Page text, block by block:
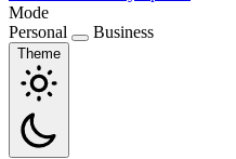
Mode
Personal
Business
Theme